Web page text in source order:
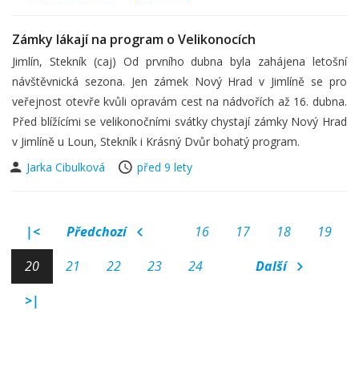
Zámky lákají na program o Velikonocích
Jimlín, Stekník (caj) Od prvního dubna byla zahájena letošní
návštěvnická sezona. Jen zámek Nový Hrad v Jimlíně se pro
veřejnost otevře kvůli opravám cest na nádvořích až 16. dubna.
Před blížícími se velikonočními svátky chystají zámky Nový Hrad
v Jimlíně u Loun, Stekník i Krásný Dvůr bohatý program.
Jarka Cibulková
před 9 lety
|< Předchozí 16 17 18
19
20
21 22 23 24
Další
>|